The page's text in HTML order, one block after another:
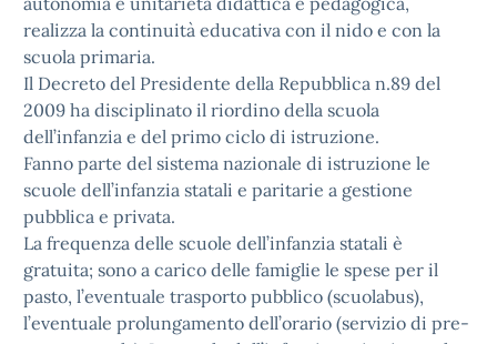
realizza la continuità educativa con il nido e con la
scuola primaria.
Il Decreto del Presidente della Repubblica n.89 del
2009 ha disciplinato il riordino della scuola
dell’infanzia e del primo ciclo di istruzione.
Fanno parte del sistema nazionale di istruzione le
scuole dell’infanzia statali e paritarie a gestione
pubblica e privata.
La frequenza delle scuole dell’infanzia statali è
gratuita; sono a carico delle famiglie le spese per il
pasto, l’eventuale trasporto pubblico (scuolabus),
l’eventuale prolungamento dell’orario (servizio di pre-